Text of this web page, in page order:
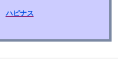
ハピナス